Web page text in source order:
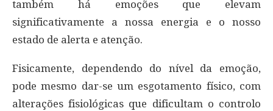
também há emoções que elevam
significativamente a nossa energia e o nosso
estado de alerta e atenção.
Fisicamente, dependendo do nível da emoção,
pode mesmo dar-se um esgotamento físico, com
alterações fisiológicas que dificultam o controlo